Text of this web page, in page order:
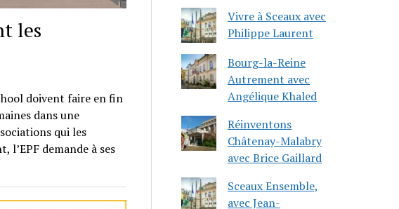
les
doivent faire en fin
dans une
qui les
l’EPF demande à ses
Vivre à Sceaux avec
Philippe Laurent
Bourg-la-Reine
Autrement avec
Angélique Khaled
Réinventons
Châtenay-Malabry
avec Brice Gaillard
Sceaux Ensemble,
avec Jean-